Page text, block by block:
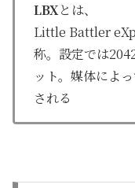
LBXとは、
Little Battler
称。設定では
ット。媒体によ
される